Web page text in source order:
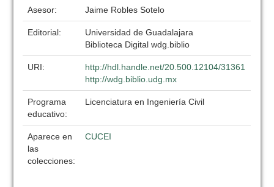
Asesor: Jaime Robles Sotelo
Editorial:
Universidad de Guadalajara
Biblioteca Digital wdg.biblio
URI:
http://hdl.handle.net/20.500.12104/31361
http://wdg.biblio.udg.mx
Programa
educativo:
Licenciatura en Ingeniería Civil
Aparece en
las
colecciones:
CUCEI